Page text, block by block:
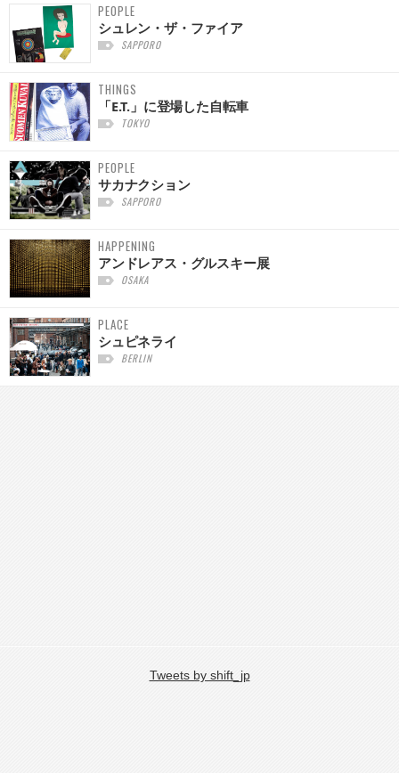
PEOPLE
シュレン・ザ・ファイア
SAPPORO
THINGS
「E.T.」に登場した自転車
TOKYO
PEOPLE
サカナクション
SAPPORO
HAPPENING
アンドレアス・グルスキー展
OSAKA
PLACE
シュピネライ
BERLIN
Tweets by shift_jp